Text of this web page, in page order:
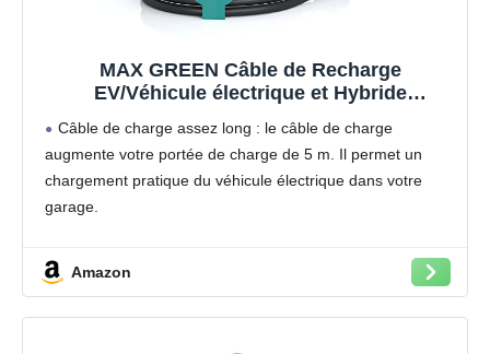
MAX GREEN Câble de Recharge
EV/Véhicule électrique et Hybride
Puissance de Sortie maximale 7.2KW |
Monophasée | 5 mètres |
Câble de charge assez long : le câble de charge
augmente votre portée de charge de 5 m. Il permet un
chargement pratique du véhicule électrique dans votre
garage.
les points de charge 16 A et 32 A, ce qui signifie qu’il
fonctionne bien dans presque toutes les stations de
Amazon